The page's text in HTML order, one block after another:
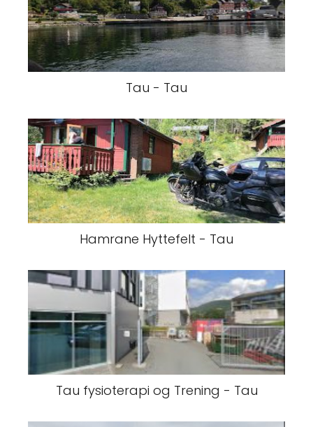
Tau - Tau
Hamrane Hyttefelt - Tau
Tau fysioterapi og Trening - Tau